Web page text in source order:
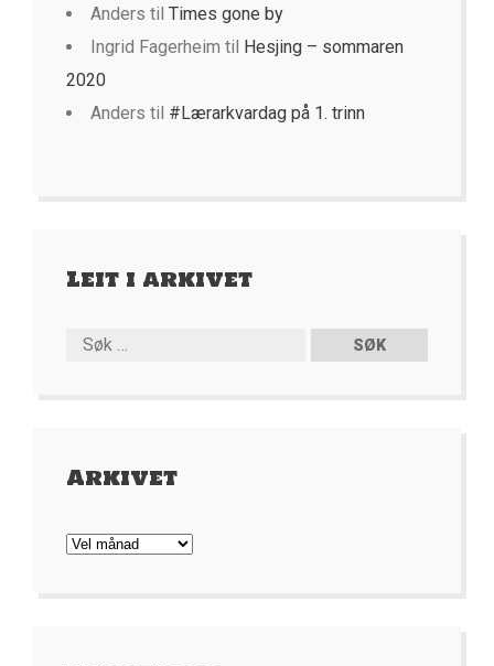
Anders til Times gone by
Ingrid Fagerheim til
Hesjing – sommaren
2020
Anders til #Lærarkvardag på 1. trinn
Leit i arkivet
Arkivet
Arkivet